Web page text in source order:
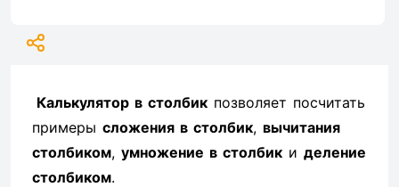
Калькулятор в столбик позволяет посчитать
примеры сложения в столбик, вычитания
столбиком, умножение в столбик и деление
столбиком.